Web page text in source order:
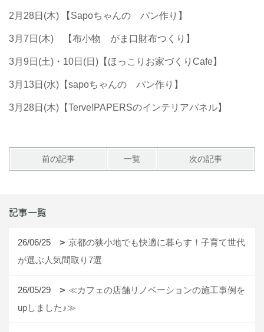
2月28日(木) 【Sapoちゃんの パン作り】
3月7日(木) 【布小物 がま口財布つくり】
3月9日(土)・10日(日)【ほっこりお家づくりCafe】
3月13日(水)【sapoちゃんの パン作り】
3月28日(木)【Terve!PAPERSのインテリアパネル】
前の記事 一覧 次の記事
記事一覧
26/06/25
京都の狭小地でも快適に暮らす！子育て世代
が選ぶ人気間取り7選
26/05/29
≪カフェの店舗リノベーションの施工事例を
upしました♪≫